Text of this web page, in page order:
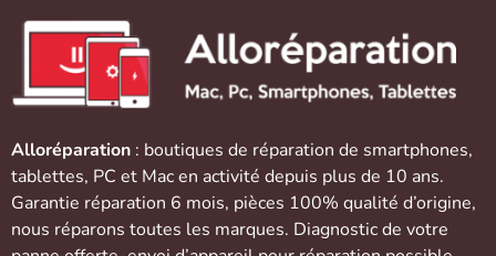
Alloréparation : boutiques de réparation de smartphones,
tablettes, PC et Macen activité depuis plus de 10 ans.
Garantie réparation 6 mois, pièces 100% qualité d’origine,
nous réparons toutes les marques. Diagnostic de votre